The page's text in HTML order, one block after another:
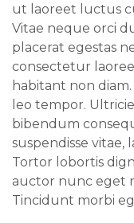
ut laoreet luctus
Vitae neque orci
placerat egestas
consectetur
habitant non
leo tempor.
bibendum
suspendisse vitae,
Tortor lobortis
auctor nunc eget
Tincidunt morbi